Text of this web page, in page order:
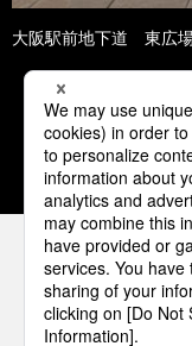
大阪駅前地下道 東広
1 2
パナソニッ